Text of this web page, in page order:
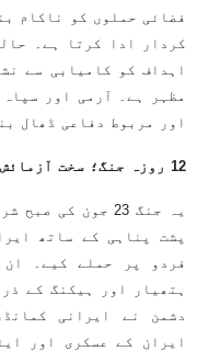
فضائی حملوں کو ناکام
اہداف کو کامیابی سے
مظہر ہے۔ آرمی اور
اور مربوط دفاعی ڈھال
12 روزہ جنگ؛ سخت آزمائش
یہ جنگ 23 جون
پشت پناہی کے ساتھ
فردو پر حملے کیے۔ ان
ہتھیار اور ہیکنگ کے
دشمن نے ایرانی
ایران کے عسکری اور